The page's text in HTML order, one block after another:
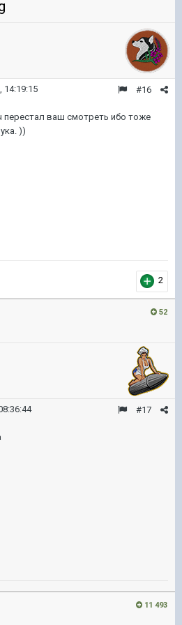
#16
14:19:15
перестал ваш смотреть ибо тоже
))
2
52
#17
11 493